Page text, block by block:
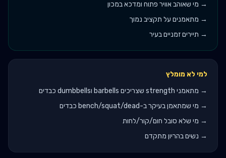
→ מי שאוהב אוויר פתוח ומדכא במכון
→ מתאמנים על תקציב נמוך
→ תיירים זמניים בעיר
למי לא מומלץ
→ מתאמני strength שצריכים barbells וdumbbells כבדים
→ מי שמתאמן בעיקר ב-bench/squat/dead כבדים
→ מי שלא סובל חום/קור/לחות
→ נשים בהריון מתקדם